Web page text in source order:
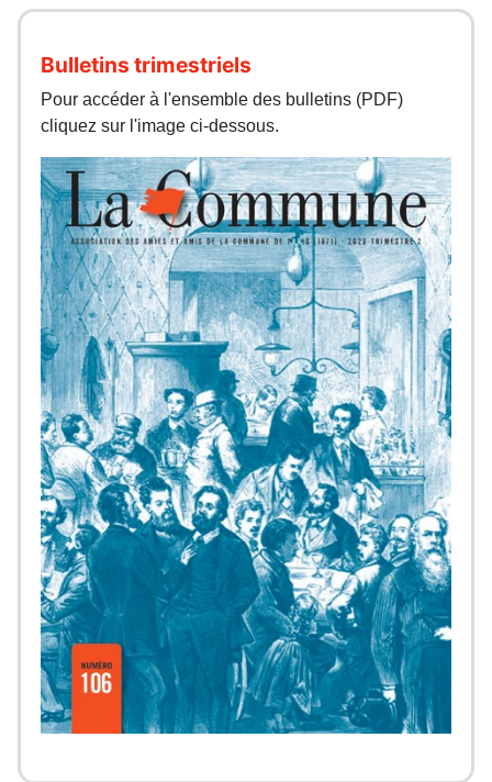
Bulletins trimestriels
Pour accéder à l'ensemble des bulletins (PDF)
cliquez sur l'image ci-dessous.